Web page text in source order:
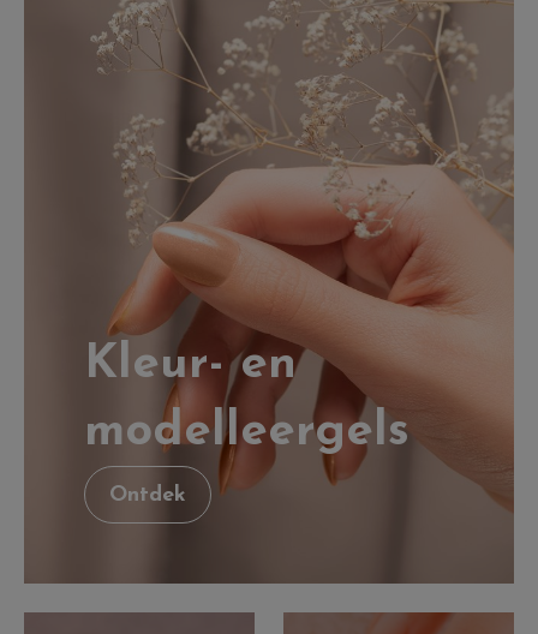
Kleur- en
modelleergels
Ontdek